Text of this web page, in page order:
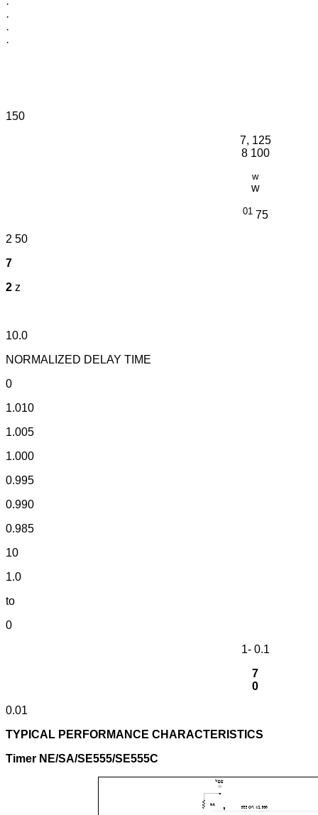
·
·
·
·
150
7, 125
8 100
w
w
0175
2 50
7
2 z
10.0
NORMALIZED DELAY TIME
0
1.010
1.005
1.000
0.995
0.990
0.985
10
1.0
to
0
1- 0.1
7
0
0.01
TYPICAL PERFORMANCE CHARACTERISTICS
Timer NE/SA/SE555/SE555C